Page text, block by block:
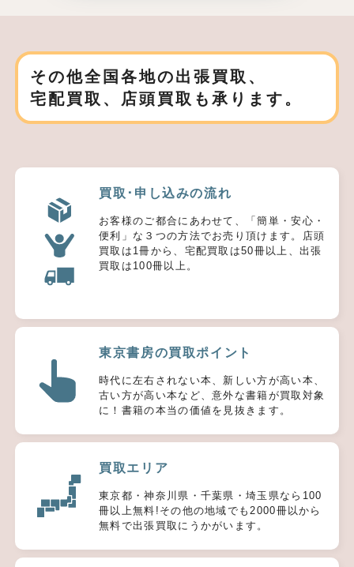
その他全国各地の出張買取、
宅配買取、店頭買取も承ります。
買取･申し込みの流れ
お客様のご都合にあわせて、「簡単・安心・
便利」な３つの方法でお売り頂けます。店頭
買取は1冊から、宅配買取は50冊以上、出張
買取は100冊以上。
東京書房の買取ポイント
時代に左右されない本、新しい方が高い本、
古い方が高い本など、意外な書籍が買取対象
に！書籍の本当の価値を見抜きます。
買取エリア
東京都・神奈川県・千葉県・埼玉県なら100
冊以上無料!その他の地域でも2000冊以から
無料で出張買取にうかがいます。